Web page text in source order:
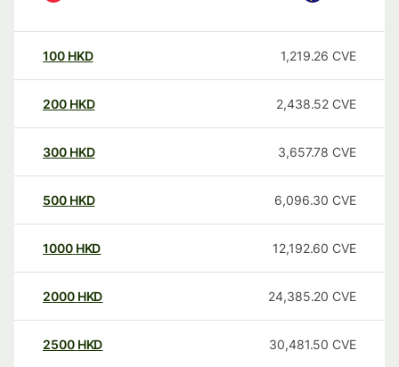
100 HKD 1,219.26 CVE
200 HKD 2,438.52 CVE
300 HKD 3,657.78 CVE
500 HKD 6,096.30 CVE
1000 HKD 12,192.60 CVE
2000 HKD 24,385.20 CVE
2500 HKD 30,481.50 CVE